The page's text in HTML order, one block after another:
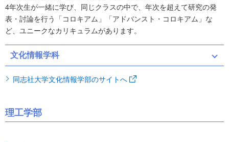
4年次生が一緒に学び、同じクラスの中で、年次を超えて研究の発
表・討論を行う「コロキアム」「アドバンスト・コロキアム」な
ど、ユニークなカリキュラムがあります。
文化情報学科
同志社大学文化情報学部のサイトへ
理工学部